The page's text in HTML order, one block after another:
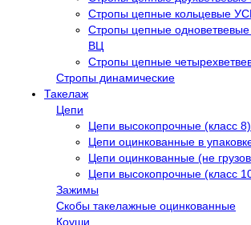
Стропы цепные кольцевые
Стропы цепные
ВЦ
Стропы цепные
Стропы динамические
Такелаж
Цепи
Цепи высокопрочные (класс 8)
Цепи оцинкованные в
Цепи оцинкованные (не
Цепи высокопрочные (класс
Зажимы
Скобы такелажные оцинкованные
Коуши